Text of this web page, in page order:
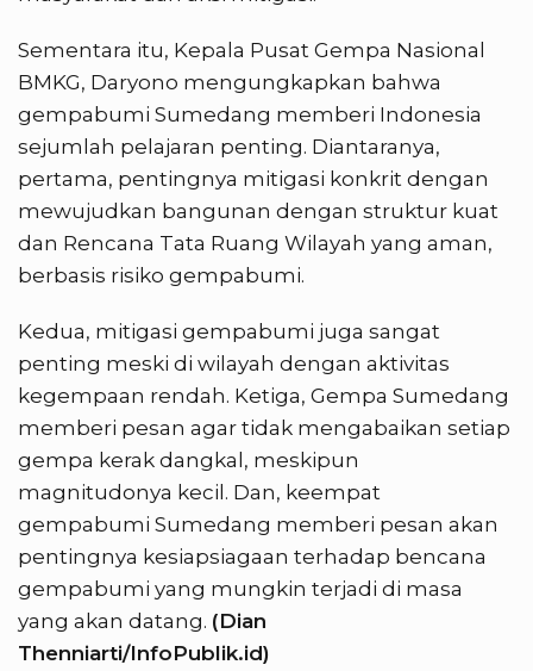
Sementara itu, Kepala Pusat Gempa Nasional
BMKG, Daryono mengungkapkan bahwa
gempabumi Sumedang memberi Indonesia
sejumlah pelajaran penting. Diantaranya,
pertama, pentingnya mitigasi konkrit dengan
mewujudkan bangunan dengan struktur kuat
dan Rencana Tata Ruang Wilayah yang aman,
berbasis risiko gempabumi.
Kedua, mitigasi gempabumi juga sangat
penting meski di wilayah dengan aktivitas
kegempaan rendah. Ketiga, Gempa Sumedang
memberi pesan agar tidak mengabaikan setiap
gempa kerak dangkal, meskipun
magnitudonya kecil. Dan, keempat
gempabumi Sumedang memberi pesan akan
pentingnya kesiapsiagaan terhadap bencana
gempabumi yang mungkin terjadi di masa
yang akan datang. (Dian
Thenniarti/InfoPublik.id)